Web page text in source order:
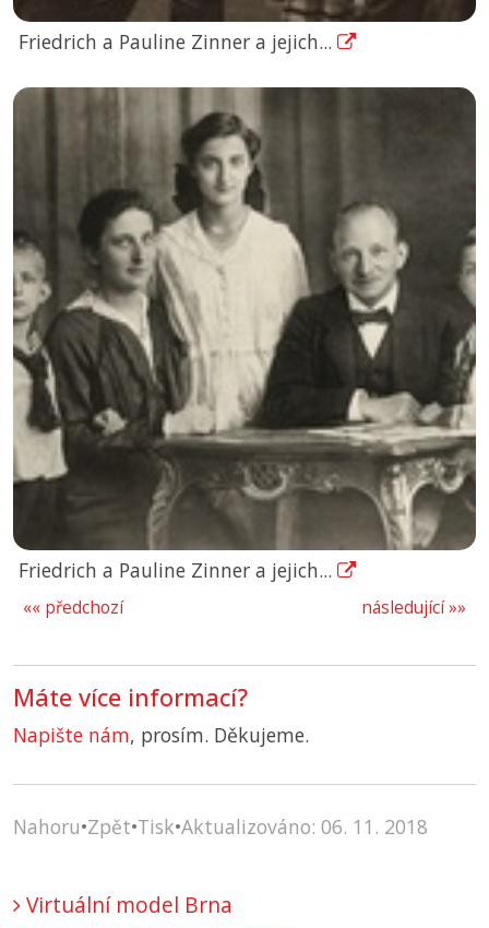
Friedrich a Pauline Zinner a jejich...
Friedrich a Pauline Zinner a jejich...
následující »»
«« předchozí
Máte více informací?
Napište nám, prosím. Děkujeme.
Nahoru•Zpět•Tisk•Aktualizováno: 06. 11. 2018
Virtuální model Brna